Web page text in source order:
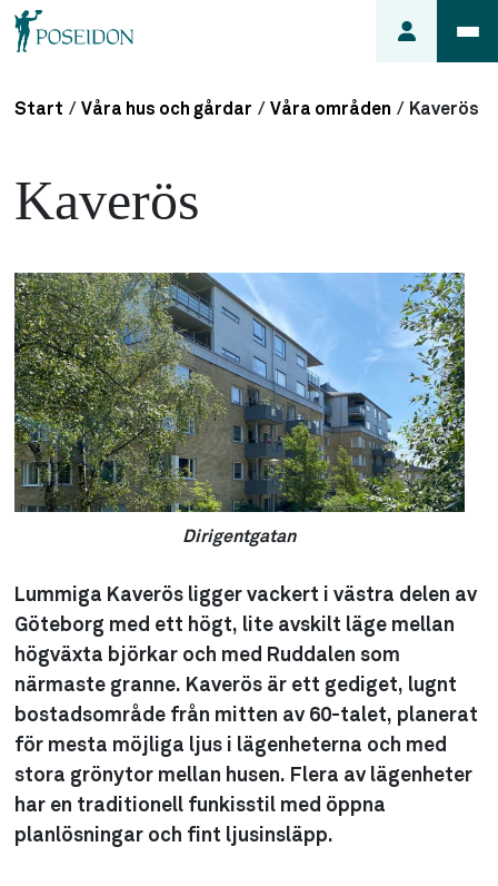
Så här
söker du
lägenhet
Start / Våra hus och gårdar / Våra områden / Kaverös
Kaverös
Dirigentgatan
Lummiga Kaverös ligger vackert i västra delen av
Göteborg med ett högt, lite avskilt läge mellan
högväxta björkar och med Ruddalen som
närmaste granne. Kaverös är ett gediget, lugnt
bostadsområde från mitten av 60-talet, planerat
för mesta möjliga ljus i lägenheterna och med
stora grönytor mellan husen. Flera av lägenheter
har en traditionell funkisstil med öppna
planlösningar och fint ljusinsläpp.